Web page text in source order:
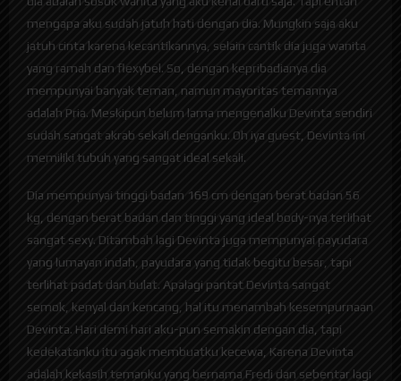
mengapa aku sudah jatuh hati dengan dia. Mungkin saja aku
jatuh cinta karena kecantikannya, selain cantik dia juga wanita
yang ramah dan flexybel. So, dengan kepribadianya dia
mempunyai banyak teman, namun mayoritas temannya
adalah Pria. Meskipun belum lama mengenalku Devinta sendiri
sudah sangat akrab sekali denganku. Oh iya guest, Devinta ini
memiliki tubuh yang sangat ideal sekali.
Dia mempunyai tinggi badan 169 cm dengan berat badan 56
kg, dengan berat badan dan tinggi yang ideal body-nya terlihat
sangat sexy. Ditambah lagi Devinta juga mempunyai payudara
yang lumayan indah, payudara yang tidak begitu besar, tapi
terlihat padat dan bulat. Apalagi pantat Devinta sangat
semok, kenyal dan kencang, hal itu menambah kesempurnaan
Devinta. Hari demi hari aku-pun semakin dengan dia, tapi
kedekatanku itu agak membuatku kecewa, Karena Devinta
adalah kekasih temanku yang bernama Fredi dan sebentar lagi